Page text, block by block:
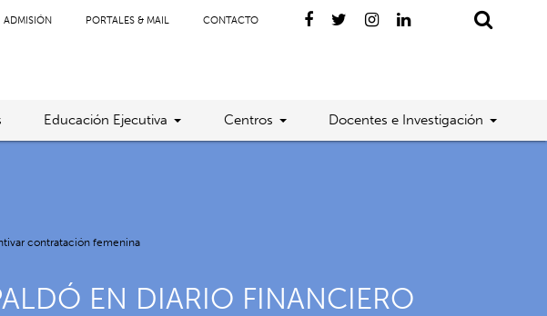
ADMISIÓN PORTALES & MAIL CONTACTO
Educación Ejecutiva Centros Docentes e Investigación
contratación femenina
EN DIARIO FINANCIERO